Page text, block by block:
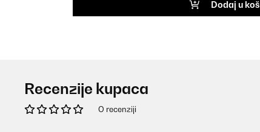
Dodaj u
Recenzije kupaca
O recenziji